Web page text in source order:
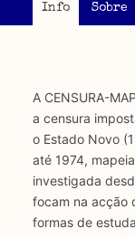
Info Sobre
A CENSURA-
a censura
o Estado Novo
até 1974,
investigada
focam na acção
formas de